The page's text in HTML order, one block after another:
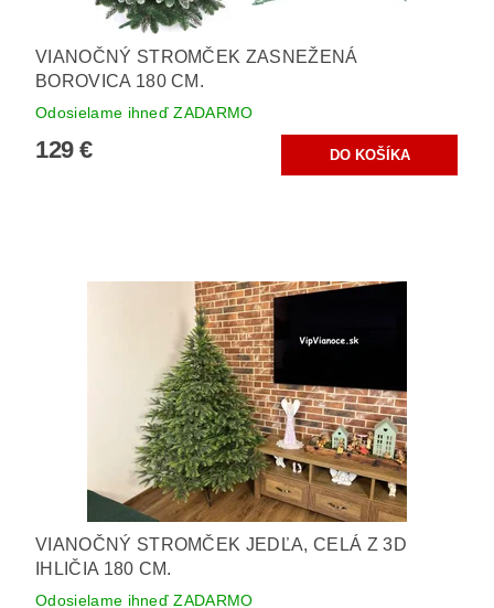
VIANOČNÝ STROMČEK ZASNEŽENÁ
BOROVICA 180 CM.
Odosielame ihneď ZADARMO
129 €
VIANOČNÝ STROMČEK JEDĽA, CELÁ Z 3D
IHLIČIA 180 CM.
Odosielame ihneď ZADARMO